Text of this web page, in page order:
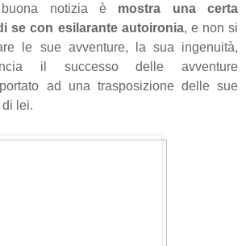
notizia è mostra una certa
se con esilarante autoironia, e non si
le sue avventure, la sua ingenuità,
il successo delle avventure
ad una trasposizione delle sue
lei.